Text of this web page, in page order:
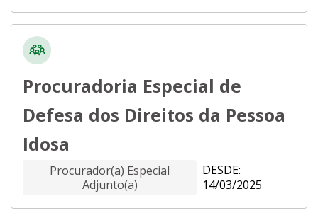
Procuradoria Especial de
Defesa dos Direitos da Pessoa
Idosa
Procurador(a) Especial
Adjunto(a)
DESDE:
14/03/2025